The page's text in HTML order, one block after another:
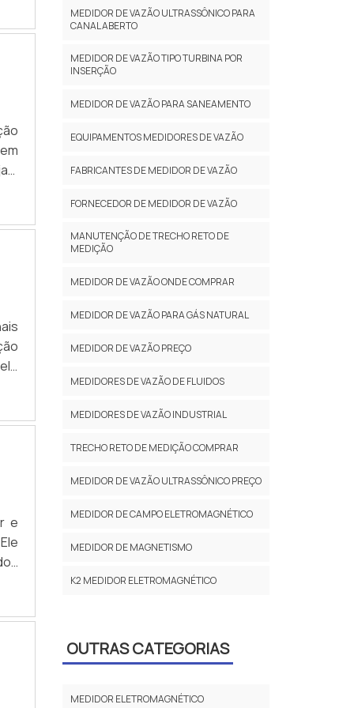
o
e
MEDIDOR DE VAZÃO ULTRASSÔNICO PARA
CANAL ABERTO
MEDIDOR DE VAZÃO TIPO TURBINA POR
INSERÇÃO
MEDIDOR DE VAZÃO PARA SANEAMENTO
EQUIPAMENTOS MEDIDORES DE VAZÃO
FABRICANTES DE MEDIDOR DE VAZÃO
FORNECEDOR DE MEDIDOR DE VAZÃO
MANUTENÇÃO DE TRECHO RETO DE
MEDIÇÃO
MEDIDOR DE VAZÃO ONDE COMPRAR
MEDIDOR DE VAZÃO PARA GÁS NATURAL
MEDIDOR DE VAZÃO PREÇO
MEDIDORES DE VAZÃO DE FLUIDOS
MEDIDORES DE VAZÃO INDUSTRIAL
TRECHO RETO DE MEDIÇÃO COMPRAR
MEDIDOR DE VAZÃO ULTRASSÔNICO PREÇO
MEDIDOR DE CAMPO ELETROMAGNÉTICO
MEDIDOR DE MAGNETISMO
K2 MEDIDOR ELETROMAGNÉTICO
OUTRAS CATEGORIAS
MEDIDOR ELETROMAGNÉTICO